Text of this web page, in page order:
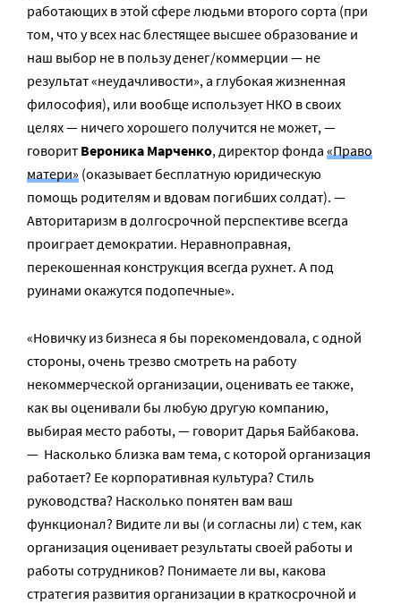
работающих в этой сфере людьми второго сорта (при
том, что у всех нас блестящее высшее образование и
наш выбор не в пользу денег/коммерции — не
результат «неудачливости», а глубокая жизненная
философия), или вообще использует НКО в своих
целях — ничего хорошего получится не может, —
говорит Вероника Марченко, директор фонда «Право
матери» (оказывает бесплатную юридическую
помощь родителям и вдовам погибших солдат). —
Авторитаризм в долгосрочной перспективе всегда
проиграет демократии. Неравноправная,
перекошенная конструкция всегда рухнет. А под
руинами окажутся подопечные».
«Новичку из бизнеса я бы порекомендовала, с одной
стороны, очень трезво смотреть на работу
некоммерческой организации, оценивать ее также,
как вы оценивали бы любую другую компанию,
выбирая место работы, — говорит Дарья Байбакова.
— Насколько близка вам тема, с которой организация
работает? Ее корпоративная культура? Стиль
руководства? Насколько понятен вам ваш
функционал? Видите ли вы (и согласны ли) с тем, как
организация оценивает результаты своей работы и
работы сотрудников? Понимаете ли вы, какова
стратегия развития организации в краткосрочной и